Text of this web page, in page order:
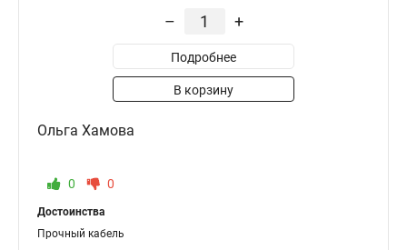
– +
Подробнее
В корзину
Ольга Хамова
0 0
Достоинства
Прочный кабель